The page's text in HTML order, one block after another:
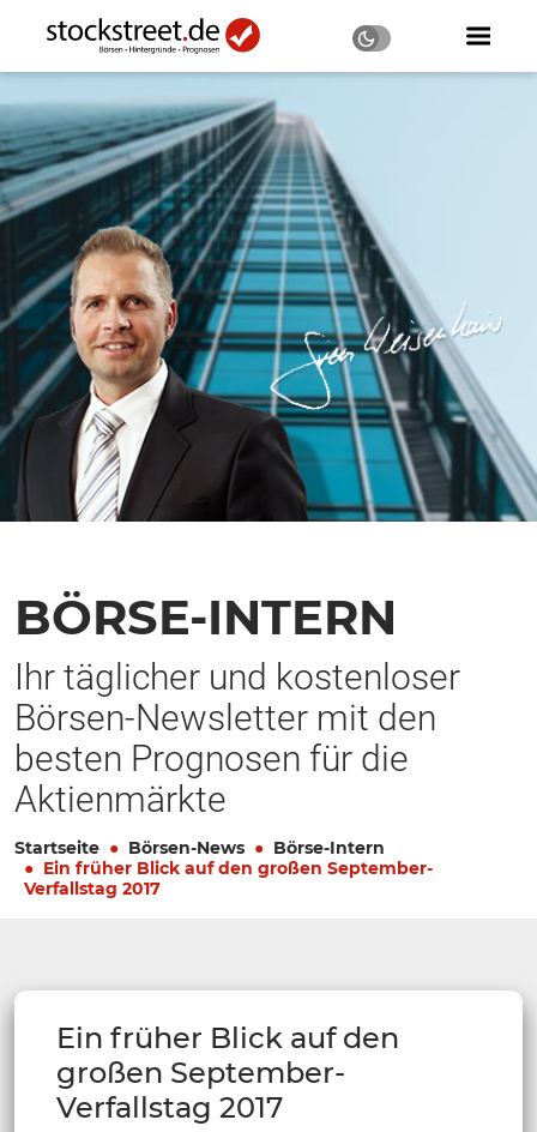
BÖRSE-INTERN
Ihr täglicher und kostenloser
Börsen-Newsletter mit den
besten Prognosen für die
Aktienmärkte
Startseite Börsen-News
Börse-Intern
Ein früher Blick auf den großen September-
Verfallstag 2017
Ein früher Blick auf den
großen September-
Verfallstag 2017